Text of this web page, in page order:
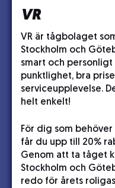
VR
VR är tågbolaget
Stockholm och
smart och
punktlighet, bra
serviceupplevelse.
helt enkelt!
För dig som
får du upp till 20%
Genom att ta tåget
Stockholm och
redo för årets